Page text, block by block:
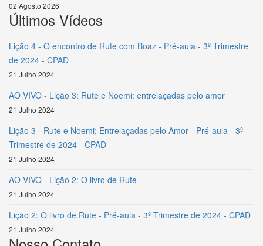
02 Agosto 2026
Últimos Vídeos
Lição 4 - O encontro de Rute com Boaz - Pré-aula - 3º Trimestre
de 2024 - CPAD
21 Julho 2024
AO VIVO - Lição 3: Rute e Noemi: entrelaçadas pelo amor
21 Julho 2024
Lição 3 - Rute e Noemi: Entrelaçadas pelo Amor - Pré-aula - 3º
Trimestre de 2024 - CPAD
21 Julho 2024
AO VIVO - Lição 2: O livro de Rute
21 Julho 2024
Lição 2: O livro de Rute - Pré-aula - 3º Trimestre de 2024 - CPAD
21 Julho 2024